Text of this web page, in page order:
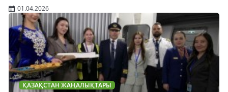
01.04.2026
ҚАЗАҚСТАН ЖАҢАЛЫҚТАРЫ